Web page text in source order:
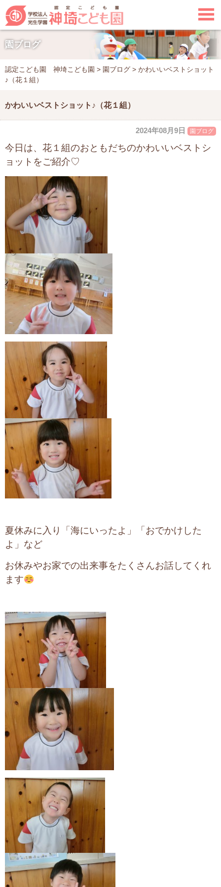

園ブログ
認定こども園 神埼こども園 > 園ブログ > かわいいベストショット
♪（花１組）
かわいいベストショット♪（花１組）
2024年08月9日 園ブログ
今日は、花１組のおともだちのかわいいベストシ
ョットをご紹介♡
夏休みに入り 「海にいったよ」
「おでかけした
よ」など
お休みやお家での出来事をたくさんお話してくれ
ます